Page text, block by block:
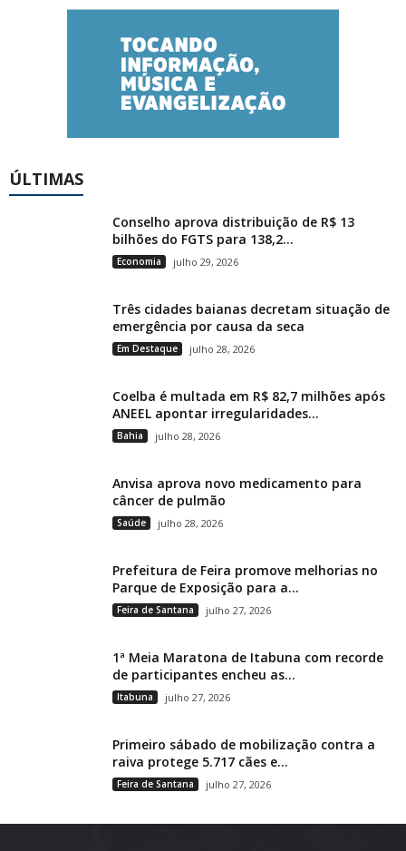
ÚLTIMAS
Conselho aprova distribuição de R$ 13
bilhões do FGTS para 138,2...
Economia julho 29, 2026
Três cidades baianas decretam situação de
emergência por causa da seca
Em Destaque julho 28, 2026
Coelba é multada em R$ 82,7 milhões após
ANEEL apontar irregularidades...
Bahia julho 28, 2026
Anvisa aprova novo medicamento para
câncer de pulmão
Saúde julho 28, 2026
Prefeitura de Feira promove melhorias no
Parque de Exposição para a...
Feira de Santana julho 27, 2026
1ª Meia Maratona de Itabuna com recorde
de participantes encheu as...
Itabuna julho 27, 2026
Primeiro sábado de mobilização contra a
raiva protege 5.717 cães e...
Feira de Santana julho 27, 2026